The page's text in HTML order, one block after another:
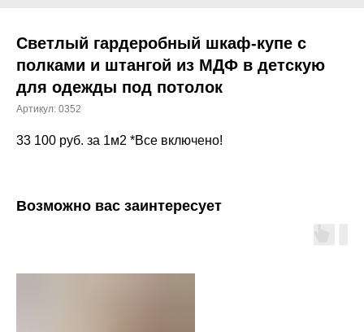
Светлый гардеробный шкаф-купе с
полками и штангой из МДФ в детскую
для одежды под потолок
Артикул: 0352
33 100 руб. за 1м2 *Все включено!
Возможно вас заинтересует